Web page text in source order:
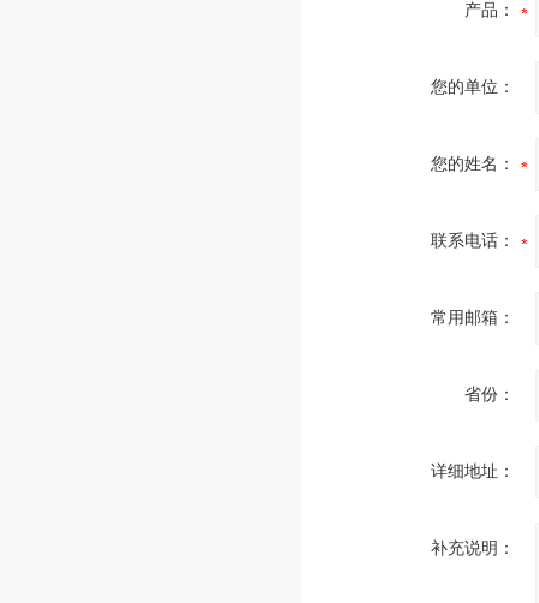
产品：
您的单位：
您的姓名：
联系电话：
常用邮箱：
省份：
详细地址：
补充说明：